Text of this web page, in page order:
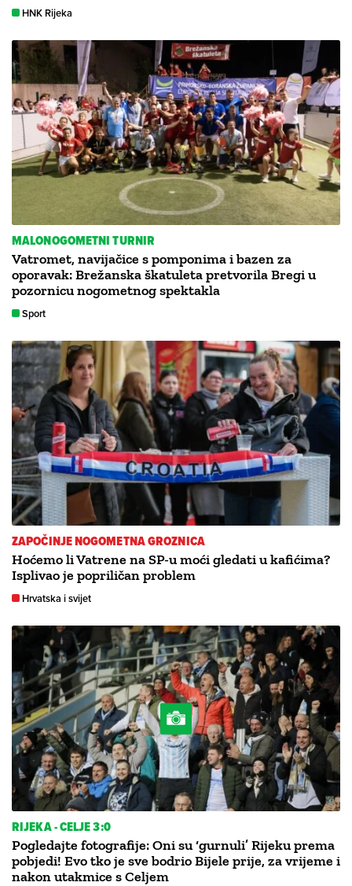
HNK Rijeka
MALONOGOMETNI TURNIR
Vatromet, navijačice s pomponima i bazen za
oporavak: Brežanska škatuleta pretvorila Bregi u
pozornicu nogometnog spektakla
Sport
ZAPOČINJE NOGOMETNA GROZNICA
Hoćemo li Vatrene na SP-u moći gledati u kafićima?
Isplivao je popriličan problem
Hrvatska i svijet
RIJEKA - CELJE 3:0
Pogledajte fotografije: Oni su ‘gurnuli’ Rijeku prema
pobjedi! Evo tko je sve bodrio Bijele prije, za vrijeme i
nakon utakmice s Celjem